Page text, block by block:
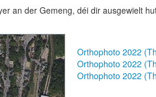
an der Gemeng, déi dir ausgewielt
Orthophoto 2022
Orthophoto 2022
Orthophoto 2022